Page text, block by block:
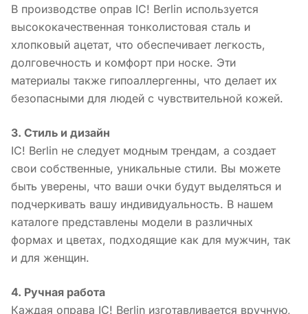
В производстве оправ IC! Berlin используется
высококачественная тонколистовая сталь и
хлопковый ацетат, что обеспечивает легкость,
долговечность и комфорт при носке. Эти
материалы также гипоаллергенны, что делает их
безопасными для людей с чувствительной кожей.
3. Стиль и дизайн
IC! Berlin не следует модным трендам, а создает
свои собственные, уникальные стили. Вы можете
быть уверены, что ваши очки будут выделяться и
подчеркивать вашу индивидуальность. В нашем
каталоге представлены модели в различных
формах и цветах, подходящие как для мужчин, так
и для женщин.
4. Ручная работа
Каждая оправа IC! Berlin изготавливается вручную,